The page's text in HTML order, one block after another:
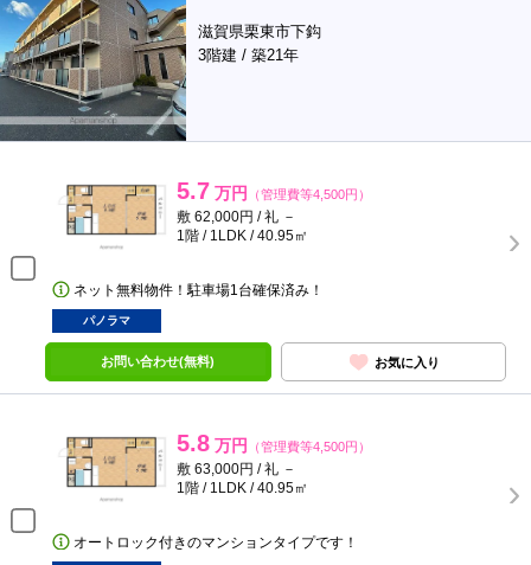
滋賀県栗東市下鈎
3階建 / 築21年
5.7 万円 （管理費等4,500円）
敷 62,000円 / 礼 －
1階 / 1LDK / 40.95㎡
ネット無料物件！駐車場1台確保済み！
パノラマ
お問い合わせ(無料) お気に入り
5.8 万円 （管理費等4,500円）
敷 63,000円 / 礼 －
1階 / 1LDK / 40.95㎡
オートロック付きのマンションタイプです！